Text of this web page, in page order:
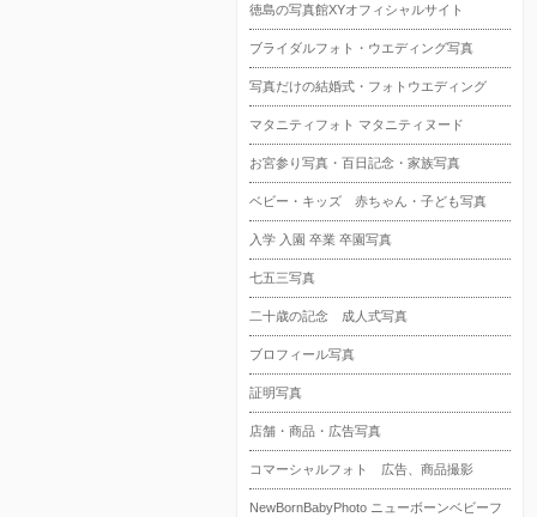
徳島の写真館XYオフィシャルサイト
ブライダルフォト・ウエディング写真
写真だけの結婚式・フォトウエディング
マタニティフォト マタニティヌード
お宮参り写真・百日記念・家族写真
ベビー・キッズ 赤ちゃん・子ども写真
入学 入園 卒業 卒園写真
七五三写真
二十歳の記念 成人式写真
ブロフィール写真
証明写真
店舗・商品・広告写真
コマーシャルフォト 広告、商品撮影
NewBornBabyPhoto ニューボーンベビーフ